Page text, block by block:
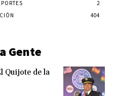
2
404
Gente
Quijote de la